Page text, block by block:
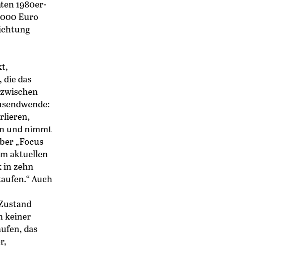
1980er-
Euro
das
und nimmt
„Focus
aktuellen
in zehn
Auch
keiner
das